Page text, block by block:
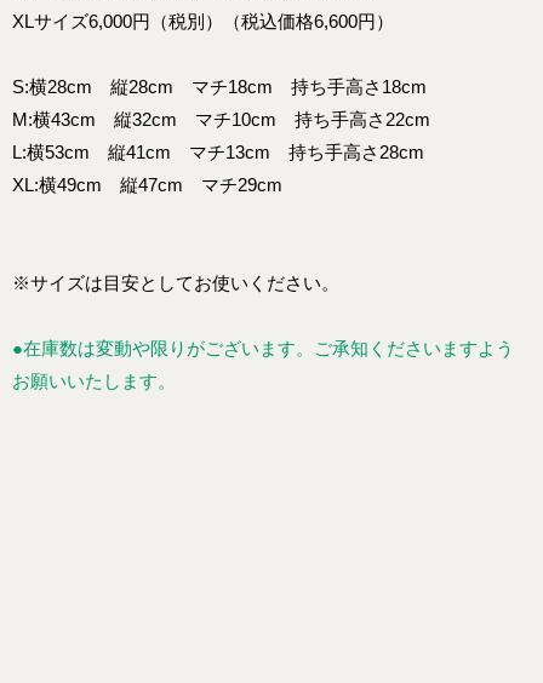
XLサイズ6,000円（税別）（税込価格6,600円）
S:横28cm 縦28cm マチ18cm 持ち手高さ18cm
M:横43cm 縦32cm マチ10cm 持ち手高さ22cm
L:横53cm 縦41cm マチ13cm 持ち手高さ28cm
XL:横49cm 縦47cm マチ29cm
※サイズは目安としてお使いください。
●在庫数は変動や限りがございます。ご承知くださいますよう
お願いいたします。